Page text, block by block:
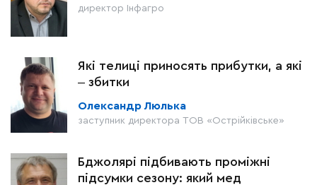
директор Інфагро
Які телиці приносять прибутки, а які
‒ збитки
Олександр Люлька
заступник директора ТОВ «Острійківське»
Бджолярі підбивають проміжні
підсумки сезону: який мед